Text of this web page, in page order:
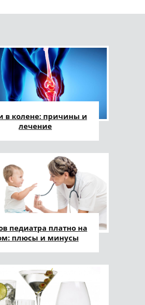
в колене: причины и
лечение
педиатра платно на
плюсы и минусы